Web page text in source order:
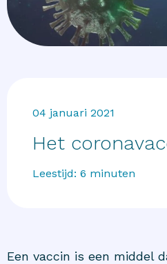
04 januari 2021
Het
Leestijd:6 minuten
Een vaccin is een middel